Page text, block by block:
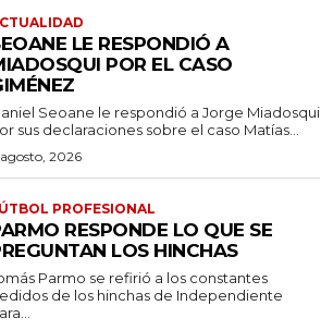
LE RESPONDIÓ A
POR EL CASO
Seoane le respondió a Jorge Miadosqui
sus declaraciones sobre el caso Matías...
2026
PROFESIONAL
RESPONDE LO QUE SE
LOS HINCHAS
Parmo se refirió a los constantes
de los hinchas de Independiente